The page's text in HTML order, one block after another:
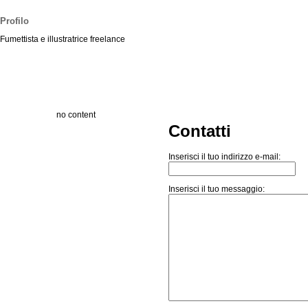
Profilo
Fumettista e illustratrice freelance
no content
Contatti
Inserisci il tuo indirizzo e-mail:
Inserisci il tuo messaggio: